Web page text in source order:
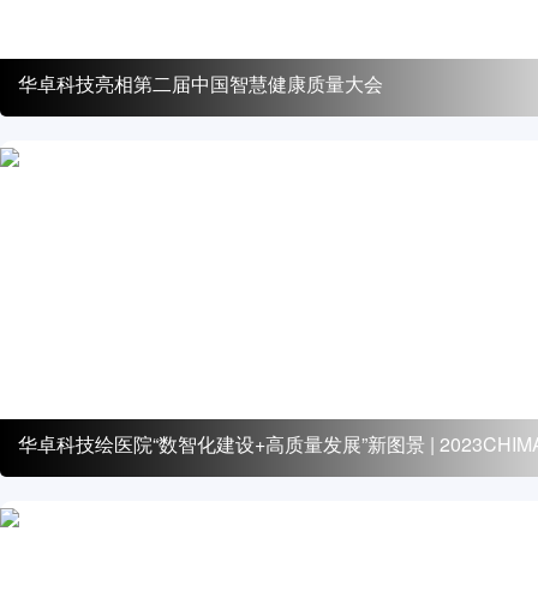
华卓科技亮相第二届中国智慧健康质量大会
华卓科技绘医院“数智化建设+高质量发展”新图景 |